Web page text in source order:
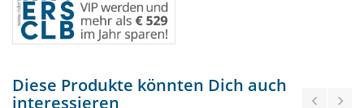
Diese Produkte könnten Dich auch
interessieren